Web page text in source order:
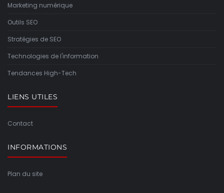
Marketing numérique
Outils SEO
Stratégies de SEO
Technologies de l'information
Tendances High-Tech
LIENS UTILES
Contact
INFORMATIONS
Plan du site